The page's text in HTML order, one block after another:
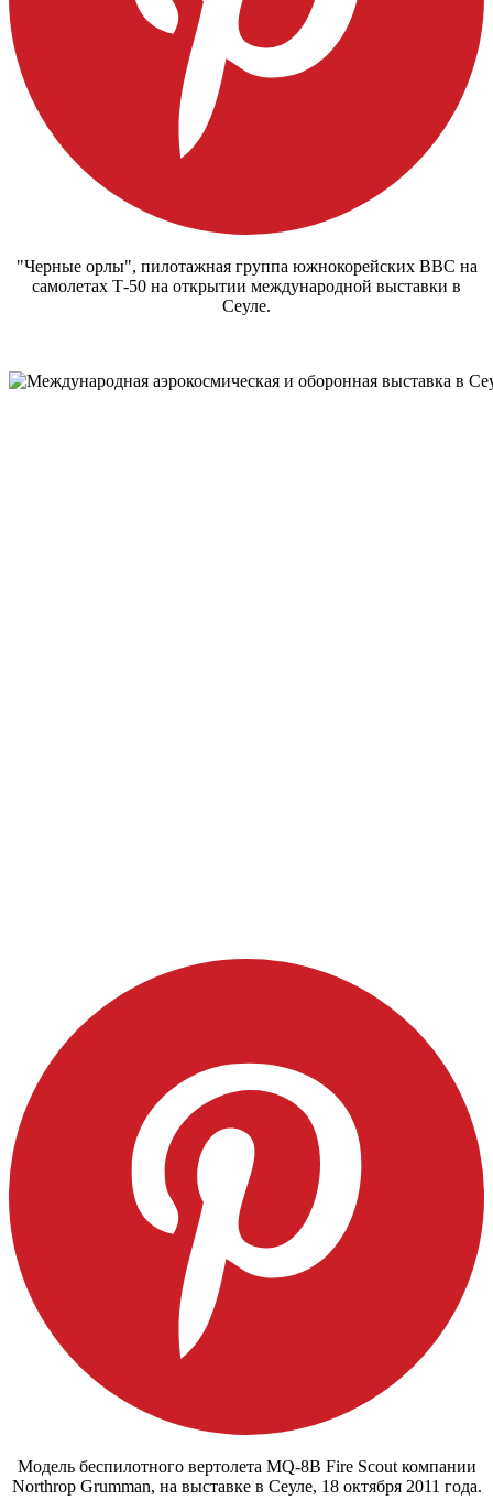
"Черные орлы", пилотажная группа южнокорейских ВВС на
самолетах Т-50 на открытии международной выставки в
Сеуле.
Модель беспилотного вертолета MQ-8B Fire Scout компании
Northrop Grumman, на выставке в Сеуле, 18 октября 2011 года.